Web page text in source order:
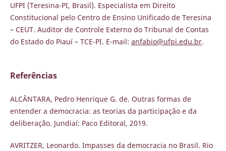
UFPI (Teresina-PI, Brasil). Especialista em Direito
Constitucional pelo Centro de Ensino Unificado de Teresina
– CEUT. Auditor de Controle Externo do Tribunal de Contas
do Estado do Piauí – TCE-PI. E-mail: anfabio@ufpi.edu.br.
Referências
ALCÂNTARA, Pedro Henrique G. de. Outras formas de
entender a democracia: as teorias da participação e da
deliberação. Jundiaí: Paco Editoral, 2019.
AVRITZER, Leonardo. Impasses da democracia no Brasil. Rio